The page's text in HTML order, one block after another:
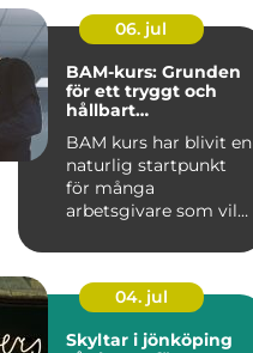
06. jul
BAM-kurs: Grunden
för ett tryggt och
hållbart
BAM kurs har blivit en
naturlig startpunkt
för många
arbetsgivare som vill
04. jul
Skyltar i jönköping